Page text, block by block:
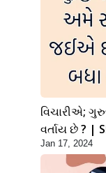
વિચારીએ;
વર્તાય છે ? |
Jan 17, 2024